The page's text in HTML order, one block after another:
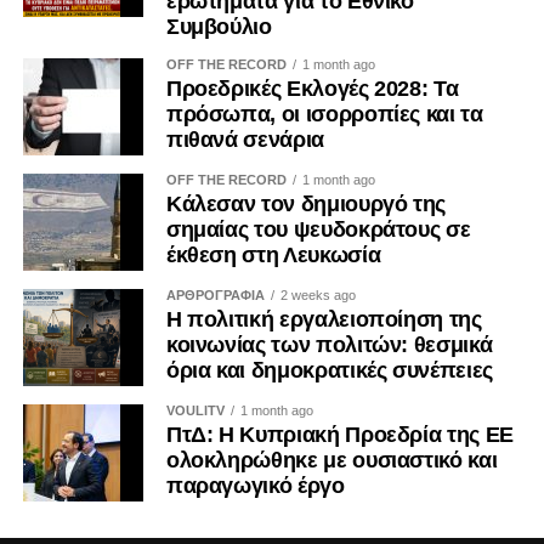
εισαγωγές καυσίμων μέσω θαλάσσης κατά τη διάρκεια
του μήνα, προκειμένου να αντιμετωπίσει τις ελλείψεις που
προκάλεσαν οι εκτεταμένες ουκρανικές επιθέσεις σε
διυλιστήριά της, σύμφωνα με πηγές της βιομηχανίας.
σοβαρές προκλήσεις, όπως ο υψηλός πληθωρισμός, η
έλλειψη εργατικού δυναμικού και το αυξημένο κόστος
δανεισμού.
Στο μεταξύ, χθες Τετάρτη ο Ουκρανός πρόεδρος
Βολοντίμιρ Ζελένσκι είχε συνομιλίες με τον Αμερικανό
πρόεδρο Ντόναλντ Τραμπ, τον Γάλλο πρόεδρο Εμανουέλ
κορυφής της G7 στη Γαλλία. Ο ίδιος χαρακτήρισε τις
επαφές αυτές ως μια «συντονιστική συνομιλία» με στόχο
τον τερματισμό του πολέμου.
Ο Τραμπ εκτίμησε χθες ότι η Ρωσία υφίσταται
Συμβούλιο
OFF THE RECORD 1 month ago
Προεδρικές Εκλογές 2028: Τα
πρόσωπα, οι ισορροπίες και τα
πιθανά σενάρια
OFF THE RECORD 1 month ago
Κάλεσαν τον δημιουργό της
σημαίας του ψευδοκράτους σε
έκθεση στη Λευκωσία
ΑΡΘΡΟΓΡΑΦΙΑ 2 weeks ago
Η πολιτική εργαλειοποίηση της
κοινωνίας των πολιτών: θεσμικά
όρια και δημοκρατικές συνέπειες
VOULITV 1 month ago
ΠτΔ: Η Κυπριακή Προεδρία της ΕΕ
ολοκληρώθηκε με ουσιαστικό και
παραγωγικό έργο